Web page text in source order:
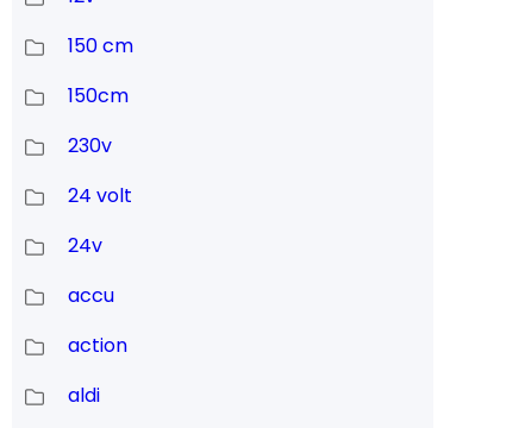
150 cm
150cm
230v
24 volt
24v
accu
action
aldi